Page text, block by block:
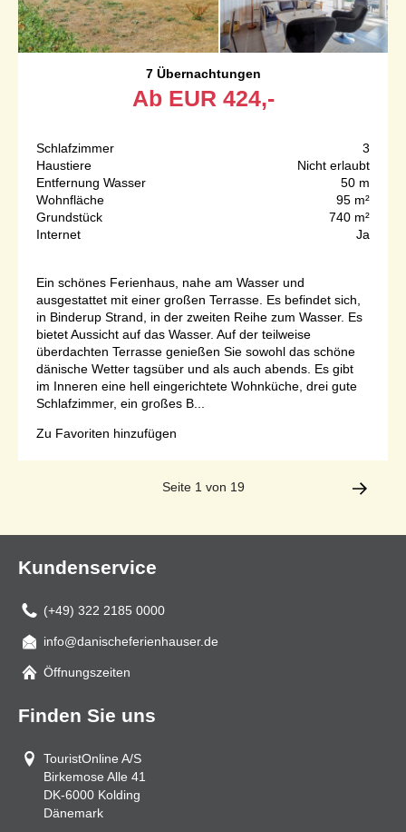
7 Übernachtungen
Ab EUR 424,-
Schlafzimmer
3
Haustiere
Nicht erlaubt
Entfernung Wasser
50 m
Wohnfläche
95 m²
Grundstück
740 m²
Internet
Ja
Ein schönes Ferienhaus, nahe am Wasser und
ausgestattet mit einer großen Terrasse. Es befindet sich,
in Binderup Strand, in der zweiten Reihe zum Wasser. Es
bietet Aussicht auf das Wasser. Auf der teilweise
überdachten Terrasse genießen Sie sowohl das schöne
dänische Wetter tagsüber und als auch abends. Es gibt
im Inneren eine hell eingerichtete Wohnküche, drei gute
Schlafzimmer, ein großes B...
Zu Favoriten hinzufügen
Seite 1 von 19
Kundenservice
(+49) 322 2185 0000
Mail
info@danischeferienhauser.de
Öffnungszeiten
Finden Sie uns
TouristOnline A/S
Birkemose Alle 41
DK-6000 Kolding
Dänemark